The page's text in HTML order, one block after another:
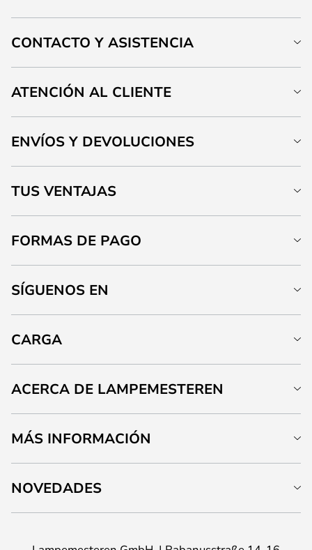
CONTACTO Y ASISTENCIA
ATENCIÓN AL CLIENTE
ENVÍOS Y DEVOLUCIONES
TUS VENTAJAS
FORMAS DE PAGO
SÍGUENOS EN
CARGA
ACERCA DE LAMPEMESTEREN
MÁS INFORMACIÓN
NOVEDADES